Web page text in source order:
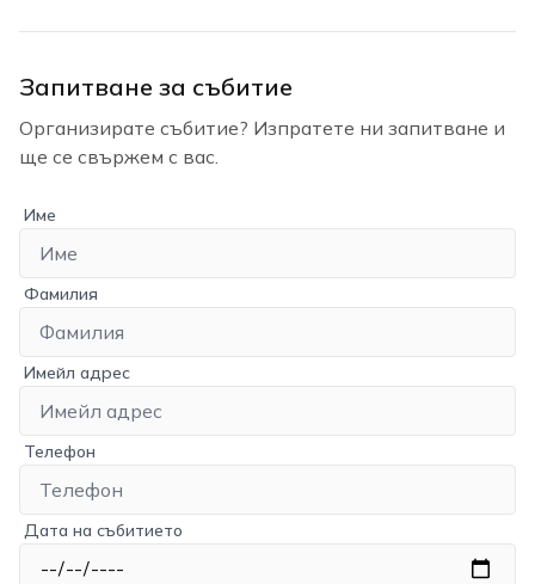
Запитване за събитие
Организирате събитие? Изпратете ни запитване и
ще се свържем с вас.
Име
Фамилия
Имейл адрес
Телефон
Дата на събитието